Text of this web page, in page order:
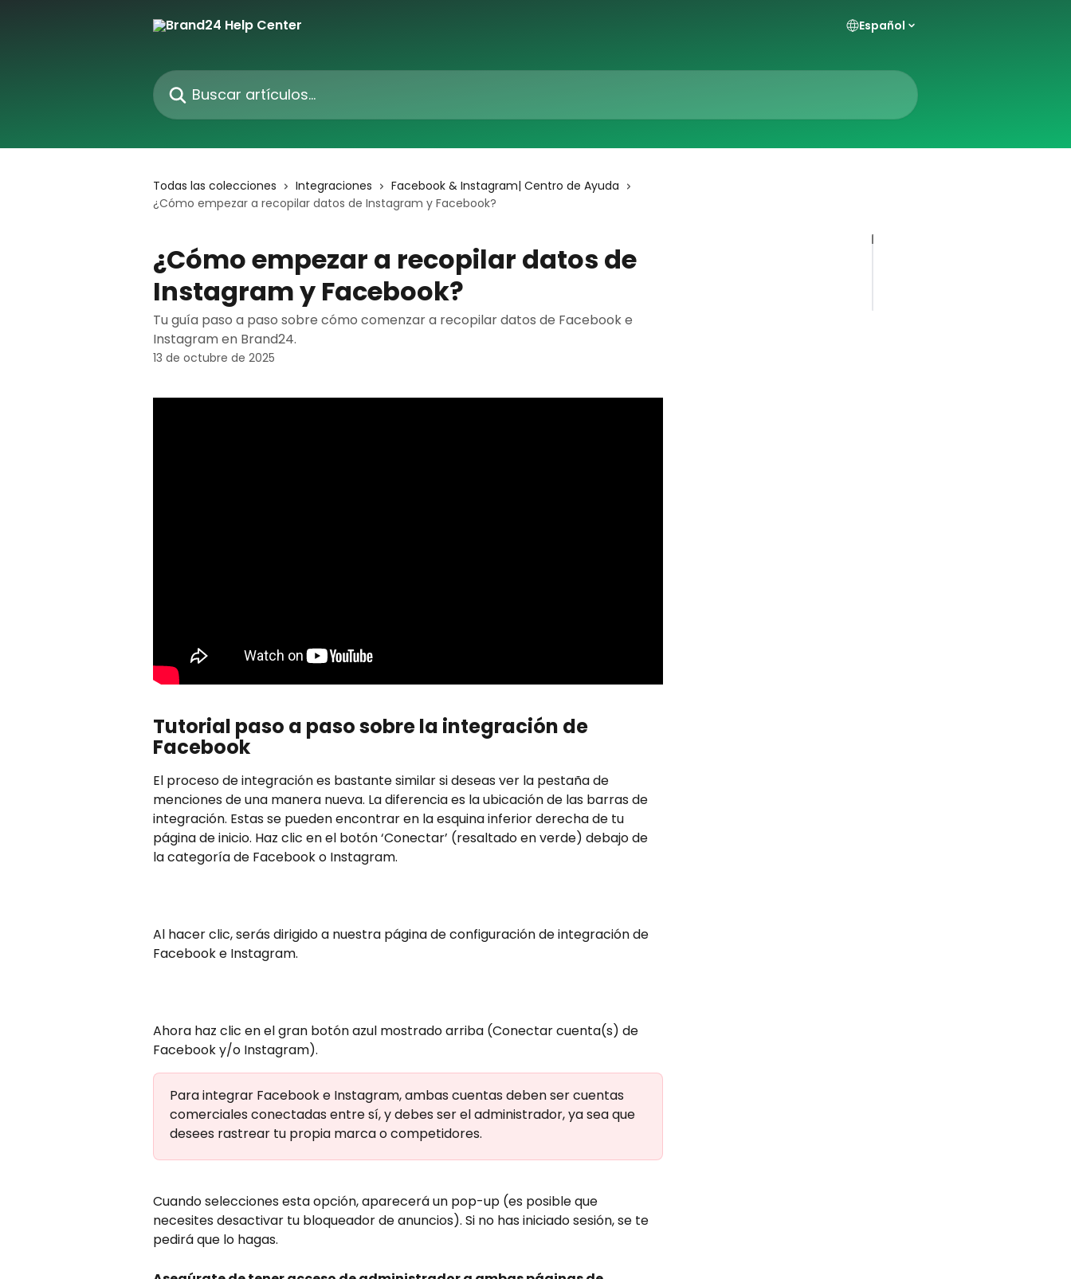
Español
Buscar artículos...
Todas las colecciones Integraciones
Facebook & Instagram| Centro de Ayuda
¿Cómo empezar a recopilar datos de Instagram y Facebook?
¿Cómo empezar a recopilar datos de
Instagram y Facebook?
Tu guía paso a paso sobre cómo comenzar a recopilar datos de Facebook e
Instagram en Brand24.
13 de octubre de 2025
Tutorial paso a paso sobre la integración de
Facebook
El proceso de integración es bastante similar si deseas ver la pestaña de
menciones de una manera nueva. La diferencia es la ubicación de las barras de
integración. Estas se pueden encontrar en la esquina inferior derecha de tu
página de inicio. Haz clic en el botón ‘Conectar’ (resaltado en verde) debajo de
la categoría de Facebook o Instagram.
Al hacer clic, serás dirigido a nuestra página de configuración de integración de
Facebook e Instagram.
Ahora haz clic en el gran botón azul mostrado arriba (Conectar cuenta(s) de
Facebook y/o Instagram).
Para integrar Facebook e Instagram, ambas cuentas deben ser cuentas
comerciales conectadas entre sí, y debes ser el administrador, ya sea que
desees rastrear tu propia marca o competidores.
Cuando selecciones esta opción, aparecerá un pop-up (es posible que
necesites desactivar tu bloqueador de anuncios). Si no has iniciado sesión, se te
pedirá que lo hagas.